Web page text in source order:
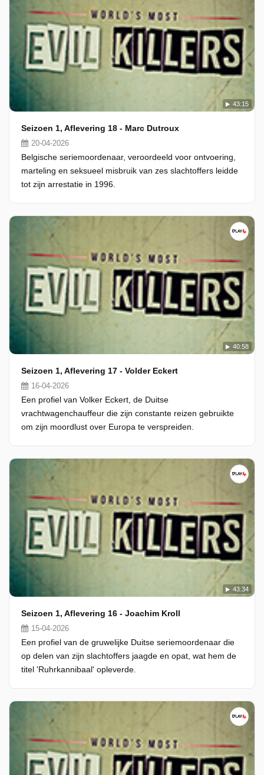
43:15
Seizoen 1, Aflevering 18 - Marc Dutroux
20-04-2026
Belgische seriemoordenaar, veroordeeld voor ontvoering,
marteling en seksueel misbruik van zes slachtoffers leidde
tot zijn arrestatie in 1996.
40:58
Seizoen 1, Aflevering 17 - Volder Eckert
16-04-2026
Een profiel van Volker Eckert, de Duitse
vrachtwagenchauffeur die zijn constante reizen gebruikte
om zijn moordlust over Europa te verspreiden.
43:34
Seizoen 1, Aflevering 16 - Joachim Kroll
15-04-2026
Een profiel van de gruwelijke Duitse seriemoordenaar die
op delen van zijn slachtoffers jaagde en opat, wat hem de
titel 'Ruhrkannibaal' opleverde.